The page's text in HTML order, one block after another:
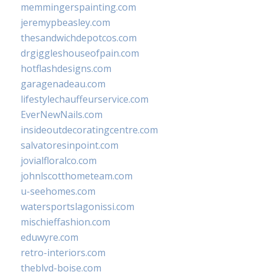
memmingerspainting.com
jeremypbeasley.com
thesandwichdepotcos.com
drgiggleshouseofpain.com
hotflashdesigns.com
garagenadeau.com
lifestylechauffeurservice.com
EverNewNails.com
insideoutdecoratingcentre.com
salvatoresinpoint.com
jovialfloralco.com
johnlscotthometeam.com
u-seehomes.com
watersportslagonissi.com
mischieffashion.com
eduwyre.com
retro-interiors.com
theblvd-boise.com